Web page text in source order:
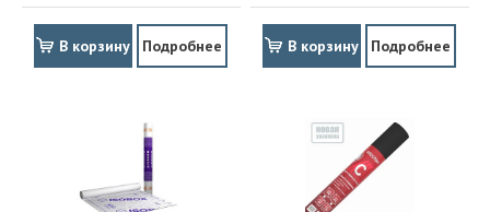
В корзину Подробнее В корзину Подробнее